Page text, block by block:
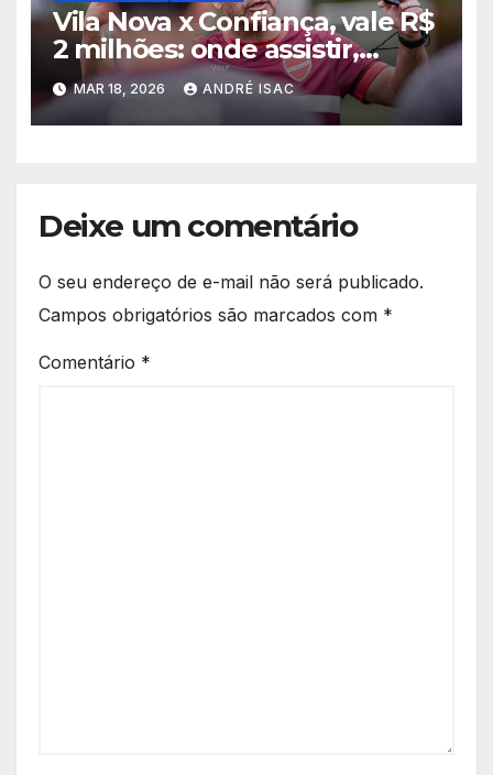
Vila Nova x Confiança, vale R$
2 milhões: onde assistir,
horário e escalações pela
Copa do Brasil
MAR 18, 2026 ANDRÉ ISAC
Deixe um comentário
O seu endereço de e-mail não será publicado.
Campos obrigatórios são marcados com *
Comentário *